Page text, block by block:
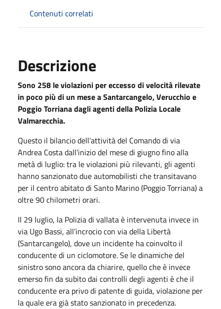
Contenuti correlati
Descrizione
Sono 258 le violazioni per eccesso di velocità rilevate
in poco più di un mese a Santarcangelo, Verucchio e
Poggio Torriana dagli agenti della Polizia Locale
Valmarecchia.
Questo il bilancio dell’attività del Comando di via
Andrea Costa dall’inizio del mese di giugno fino alla
metà di luglio: tra le violazioni più rilevanti, gli agenti
hanno sanzionato due automobilisti che transitavano
per il centro abitato di Santo Marino (Poggio Torriana) a
oltre 90 chilometri orari.
Il 29 luglio, la Polizia di vallata è intervenuta invece in
via Ugo Bassi, all’incrocio con via della Libertà
(Santarcangelo), dove un incidente ha coinvolto il
conducente di un ciclomotore. Se le dinamiche del
sinistro sono ancora da chiarire, quello che è invece
emerso fin da subito dai controlli degli agenti è che il
conducente era privo di patente di guida, violazione per
la quale era già stato sanzionato in precedenza.